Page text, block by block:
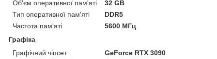
Об'єм оперативної пам'яті
32 GB
Тип оперативної пам'яті
DDR5
Частота пам'яті
5600 МГц
Графіка
Графічний чіпсет
GeForce RTX 3090